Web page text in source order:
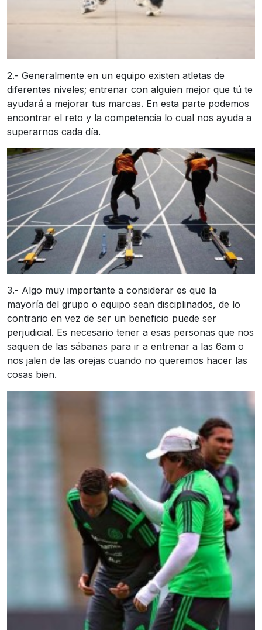
2.- Generalmente en un equipo existen atletas de
diferentes niveles; entrenar con alguien mejor que tú te
ayudará a mejorar tus marcas. En esta parte podemos
encontrar el reto y la competencia lo cual nos ayuda a
superarnos cada día.
3.- Algo muy importante a considerar es que la
mayoría del grupo o equipo sean disciplinados, de lo
contrario en vez de ser un beneficio puede ser
perjudicial. Es necesario tener a esas personas que nos
saquen de las sábanas para ir a entrenar a las 6am o
nos jalen de las orejas cuando no queremos hacer las
cosas bien.